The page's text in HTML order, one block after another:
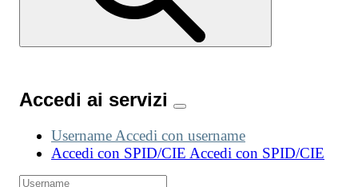
Accedi ai servizi
Username Accedi con username
Accedi con SPID/CIE Accedi con SPID/CIE